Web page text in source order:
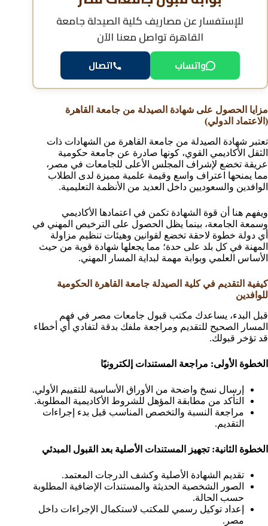
للإستفسار عنمصاريف كلية الصيدلة جامعة
القاهرةتواصل معنا الآن
واتساب اتصال
مزايا الحصول على شهادة الصيدلة من جامعة القاهرة
(الاعتماد الدولي)
تعتبر شهادة الصيدلة من جامعة القاهرة من الشهادات ذات
الثقل الأكاديمي القوي، كونها صادرة عن جامعة حكومية
عريقة تخضع لإشراف المجلس الأعلى للجامعات في مصر،
مما يمنحها اعتراف واسع وقيمة علمية مميزة لدى الطلاب
الوافدين والسعوديين داخل العديد من الأنظمة التعليمية.
ويفهم هنا أن قوة الشهادة تكمن في اعتمادها الأكاديمي
وسمعة الجامعة، بينما يظل الحصول على الترخيص المهني في
أي دولة خطوة لاحقة تخضع لقوانين وهيئات تنظيم مزاولة
المهنة في كل بلد على حدة؛ مما يجعلها شهادة قوية من حيث
الأساس العلمي وبوابة مهمة لبداية المسار المهني.
كيفية التقديم في كلية الصيدلة جامعة القاهرة الحكومية
للوافدين
قبل البدء، يساعدك مكتب قبول جامعات مصر في فهم
المسار الصحيح للتقديم ومراجعة ملفك بدقة لتفادي أي أخطاء
قد تؤخر قبولك.
الخطوة الأولى: مراجعة المستندات إلكترونيًا
إرسال نسخ واضحة من الأوراق الأساسية للتقييم الأولي.
التأكد من مطابقة المؤهل للشروط الأكاديمية المطلوبة.
مراجعة النسبة والتخصص المناسب قبل بدء إجراءات
التقديم.
الخطوة الثانية: تجهيز المستندات الأصلية بعد القبول المبدئي
تقديم الشهادة الأصلية وكشف الدرجات المعتمد.
الصور الشخصية الحديثة والمستندات الإضافية المطلوبة
حسب الحالة.
إعداد توكيل رسمي للمكتب لاستكمال الإجراءات داخل
مصر.